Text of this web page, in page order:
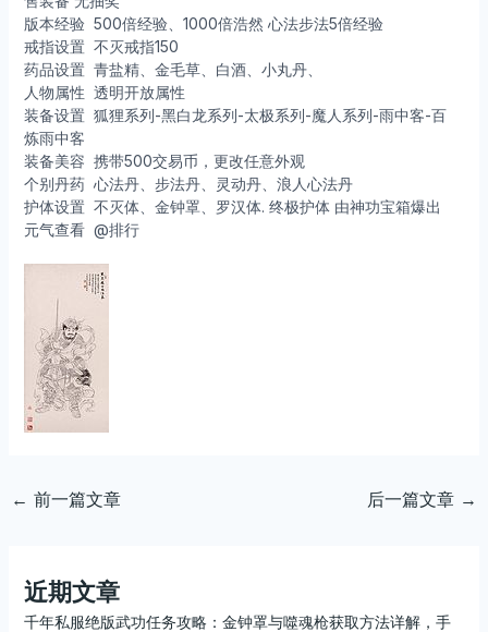
版本经验 500倍经验、1000倍浩然 心法步法5倍经验
戒指设置 不灭戒指150
药品设置 青盐精、金毛草、白酒、小丸丹、
人物属性 透明开放属性
装备设置 狐狸系列-黑白龙系列-太极系列-魔人系列-雨中客-百
炼雨中客
装备美容 携带500交易币，更改任意外观
个别丹药 心法丹、步法丹、灵动丹、浪人心法丹
护体设置 不灭体、金钟罩、罗汉体. 终极护体 由神功宝箱爆出
元气查看 @排行
← 前一篇文章 后一篇文章 →
近期文章
千年私服绝版武功任务攻略：金钟罩与噬魂枪获取方法详解，手